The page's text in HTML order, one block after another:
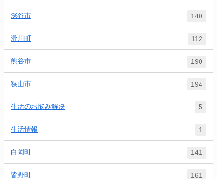
深谷市 140
滑川町 112
熊谷市 190
狭山市 194
生活のお悩み解決 5
生活情報 1
白岡町 141
皆野町 161